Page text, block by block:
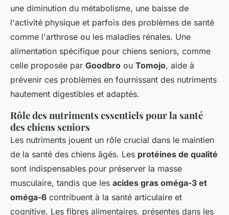
une diminution du métabolisme, une baisse de
l'activité physique et parfois des problèmes de santé
comme l'arthrose ou les maladies rénales. Une
alimentation spécifique pour chiens seniors, comme
celle proposée par Goodbro ou Tomojo, aide à
prévenir ces problèmes en fournissant des nutriments
hautement digestibles et adaptés.
Rôle des nutriments essentiels pour la santé
des chiens seniors
Les nutriments jouent un rôle crucial dans le maintien
de la santé des chiens âgés. Les protéines de qualité
sont indispensables pour préserver la masse
musculaire, tandis que les acides gras oméga-3 et
oméga-6 contribuent à la santé articulaire et
cognitive. Les fibres alimentaires, présentes dans les